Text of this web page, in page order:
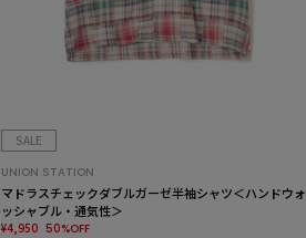
SALE
UNION STATION
マドラスチェックダブルガーゼ半袖シャツ＜ハンドウォ
ッシャブル・通気性＞
¥4,950 50%OFF